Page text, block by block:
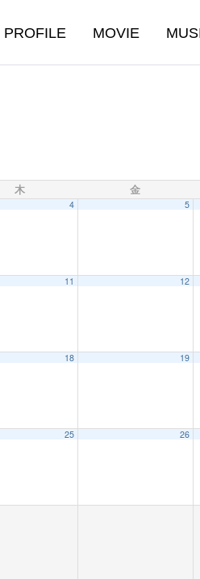
PROFILE MOVIE
木 金
4 5
11 12
18 19
25 26